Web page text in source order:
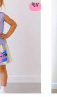
%7